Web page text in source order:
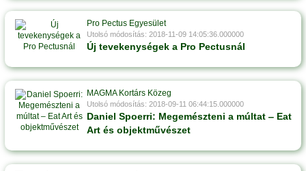
Pro Pectus Egyesület
Utolsó módosítás: 2018-11-09 14:05:36.000000
Új tevekenységek a Pro Pectusnál
MAGMA Kortárs Közeg
Utolsó módosítás: 2018-09-11 06:44:15.000000
Daniel Spoerri: Megemészteni a múltat ‒ Eat
Art és objektművészet